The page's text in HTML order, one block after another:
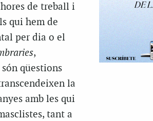
de treball i
qui hem de
per dia o el
,
qüestions
la
amb les qui
tant a